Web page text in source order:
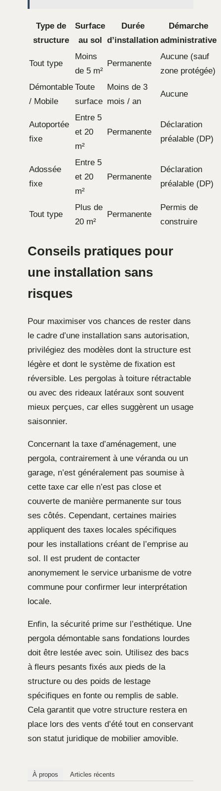
Type de
structure
Surface
au sol
Durée
d’installation
Démarche
administrative
Tout type
Moins
de 5 m²
Permanente
Aucune (sauf
zone protégée)
Démontable
/ Mobile
Toute
surface
Moins de 3
mois / an
Aucune
Autoportée
fixe
Entre 5
et 20
m²
Permanente
Déclaration
préalable (DP)
Adossée
fixe
Entre 5
et 20
m²
Permanente
Déclaration
préalable (DP)
Tout type
Plus de
20 m²
Permanente
Permis de
construire
Conseils pratiques pour
une installation sans
risques
Pour maximiser vos chances de rester dans
le cadre d’une installation sans autorisation,
privilégiez des modèles dont la structure est
légère et dont le système de fixation est
réversible. Les pergolas à toiture rétractable
ou avec des rideaux latéraux sont souvent
mieux perçues, car elles suggèrent un usage
saisonnier.
Concernant la taxe d’aménagement, une
pergola, contrairement à une véranda ou un
garage, n’est généralement pas soumise à
cette taxe car elle n’est pas close et
couverte de manière permanente sur tous
ses côtés. Cependant, certaines mairies
appliquent des taxes locales spécifiques
pour les installations créant de l’emprise au
sol. Il est prudent de contacter
anonymement le service urbanisme de votre
commune pour confirmer leur interprétation
locale.
Enfin, la sécurité prime sur l’esthétique. Une
pergola démontable sans fondations lourdes
doit être lestée avec soin. Utilisez des bacs
à fleurs pesants fixés aux pieds de la
structure ou des poids de lestage
spécifiques en fonte ou remplis de sable.
Cela garantit que votre structure restera en
place lors des vents d’été tout en conservant
son statut juridique de mobilier amovible.
À propos Articles récents